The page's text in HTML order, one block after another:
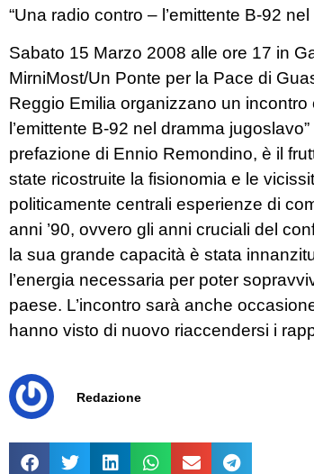
“Una radio contro – l’emittente B-92
Sabato 15 Marzo 2008 alle ore 17 in
MirniMost/Un Ponte per la Pace di
Reggio Emilia organizzano un
l’emittente B-92 nel dramma
prefazione di Ennio Remondino, è il
state ricostruite la fisionomia e le
politicamente centrali esperienze di
anni ’90, ovvero gli anni cruciali del
la sua grande capacità è stata
l’energia necessaria per poter
paese. L’incontro sarà anche
hanno visto di nuovo riaccendersi i
Redazione